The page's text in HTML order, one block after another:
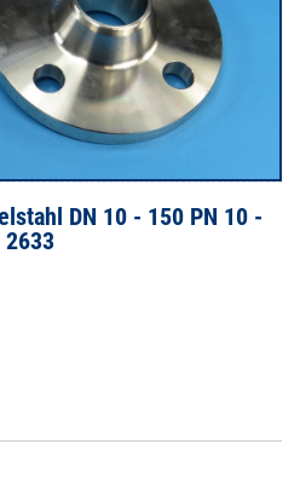
DN 10 - 150 PN 10 -
2633